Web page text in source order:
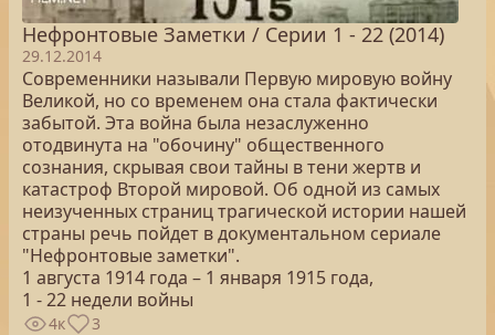
Нефронтовые Заметки / Серии 1 - 22 (2014)
29.12.2014
Современники называли Первую мировую войну
Великой, но со временем она стала фактически
забытой. Эта война была незаслуженно
отодвинута на "обочину" общественного
сознания, скрывая свои тайны в тени жертв и
катастроф Второй мировой. Об одной из самых
неизученных страниц трагической истории нашей
страны речь пойдет в документальном сериале
"Нефронтовые заметки".
1 августа 1914 года – 1 января 1915 года,
1 - 22 недели войны
4к 3